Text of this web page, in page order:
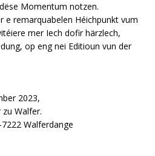
Momentum notzen.
e remarquabelen Héichpunkt vum
mer Iech dofir härzlech,
op eng nei Editioun vun der
2023,
Walfer.
Walferdange